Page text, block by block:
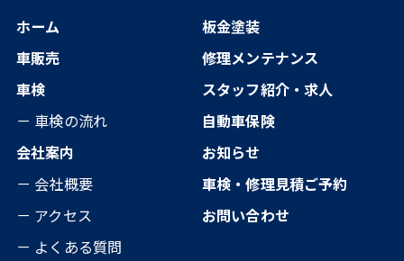
ホーム
車販売
車検
－ 車検の流れ
板金塗装
修理メンテナンス
スタッフ紹介・求人
自動車保険
会社案内
－ 会社概要
－ アクセス
－ よくある質問
お知らせ
車検・修理見積ご予約
お問い合わせ